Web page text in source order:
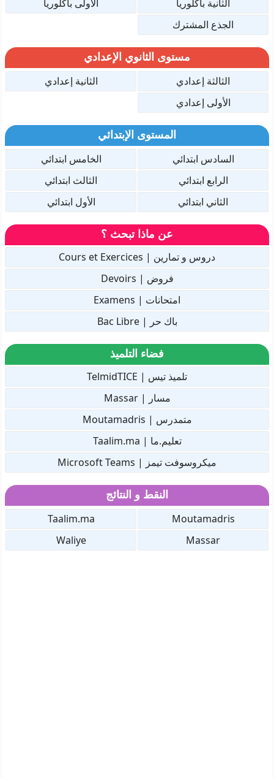
الثانية باكلوريا
الأولى باكلوريا
الجذع المشترك
مستوى الثانوي الإعدادي
الثالثة إعدادي
الثانية إعدادي
الأولى إعدادي
المستوى الإبتدائي
السادس ابتدائي
الخامس ابتدائي
الرابع ابتدائي
الثالث ابتدائي
الثاني ابتدائي
الأول ابتدائي
عن ماذا تبحث ؟
دروس و تمارين | Cours et Exercices
فروض | Devoirs
امتحانات | Examens
باك حر | Bac Libre
فضاء التلميذ
تلميذ تيس | TelmidTICE
مسار | Massar
متمدرس | Moutamadris
تعليم.ما | Taalim.ma
ميكروسوفت تيمز | Microsoft Teams
النقط و النتائج
Moutamadris
Taalim.ma
Massar
Waliye